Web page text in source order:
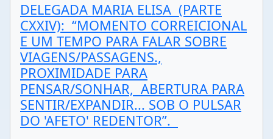
DELEGADA MARIA ELISA (PARTE
CXXIV): “MOMENTO CORREICIONAL
E UM TEMPO PARA FALAR SOBRE
VIAGENS/PASSAGENS.,
PROXIMIDADE PARA
PENSAR/SONHAR, ABERTURA PARA
SENTIR/EXPANDIR... SOB O PULSAR
DO 'AFETO' REDENTOR”.